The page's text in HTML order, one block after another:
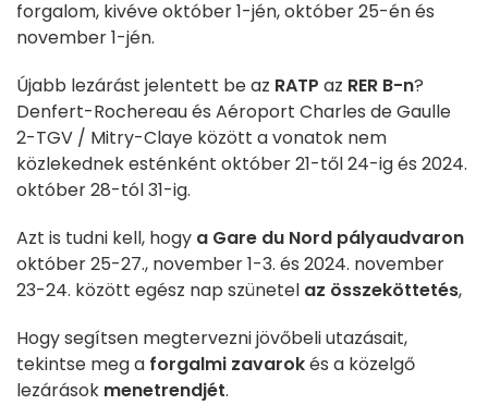
forgalom, kivéve október 1-jén, október 25-én és
november 1-jén.
Újabb lezárást jelentett be az RATP az RER B-n?
Denfert-Rochereau és Aéroport Charles de Gaulle
2-TGV / Mitry-Claye között a vonatok nem
közlekednek esténként október 21-től 24-ig és 2024.
október 28-tól 31-ig.
Azt is tudni kell, hogy a Gare du Nord pályaudvaron
október 25-27., november 1-3. és 2024. november
23-24. között egész nap szünetel az összeköttetés,
Hogy segítsen megtervezni jövőbeli utazásait,
tekintse meg a forgalmi zavarokés a közelgő
lezárások menetrendjét.